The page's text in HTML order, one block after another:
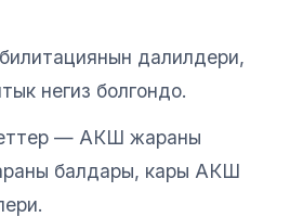
далилдери,
негиз болгондо.
— АКШ жараны
балдары, кары АКШ